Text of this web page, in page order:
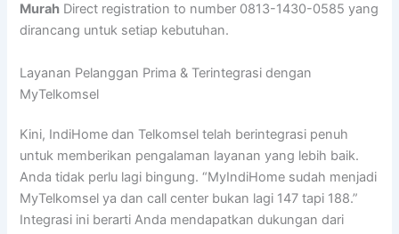
Murah Direct registration to number 0813-1430-0585 yang
dirancang untuk setiap kebutuhan.
Layanan Pelanggan Prima & Terintegrasi dengan
MyTelkomsel
Kini, IndiHome dan Telkomsel telah berintegrasi penuh
untuk memberikan pengalaman layanan yang lebih baik.
Anda tidak perlu lagi bingung. “MyIndiHome sudah menjadi
MyTelkomsel ya dan call center bukan lagi 147 tapi 188.”
Integrasi ini berarti Anda mendapatkan dukungan dari